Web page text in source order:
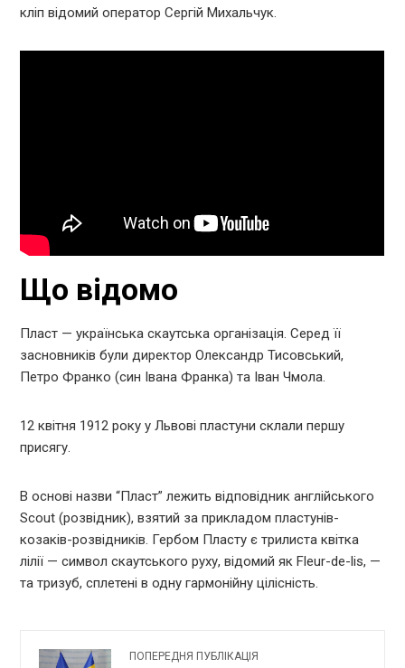
кліп відомий оператор Сергій Михальчук.
Що відомо
Пласт — українська скаутська організація. Серед її
засновників були директор Олександр Тисовський,
Петро Франко (син Івана Франка) та Іван Чмола.
12 квітня 1912 року у Львові пластуни склали першу
присягу.
В основі назви “Пласт” лежить відповідник англійського
Scout (розвідник), взятий за прикладом пластунів-
козаків-розвідників. Гербом Пласту є трилиста квітка
лілії — символ скаутського руху, відомий як Fleur-de-lis, —
та тризуб, сплетені в одну гармонійну цілісність.
ПОПЕРЕДНЯ ПУБЛІКАЦІЯ